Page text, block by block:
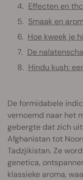
Effecten en
Smaak en
Hoe kweek je
De
Hindu kush:
De formidabele
vernoemd naar het
gebergte dat zich
Afghanistan tot
Tadzjikistan. Ze
genetica,
klassieke aroma,